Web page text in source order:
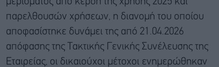
παρελθουσών χρήσεων, η διανομή του οποίου
αποφασίστηκε δυνάμει της από 21.04.2026
απόφασης της Τακτικής Γενικής Συνέλευσης της
Εταιρείας, οι δικαιούχοι μέτοχοι ενημερώθηκαν